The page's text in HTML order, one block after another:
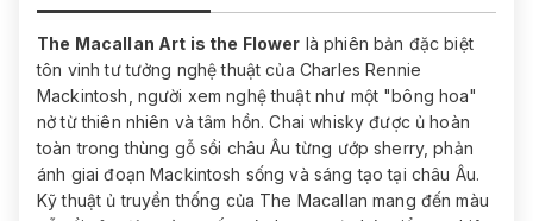
The Macallan Art is the Flower là phiên bản đặc biệt
tôn vinh tư tưởng nghệ thuật của Charles Rennie
Mackintosh, người xem nghệ thuật như một "bông hoa"
nở từ thiên nhiên và tâm hồn. Chai whisky được ủ hoàn
toàn trong thùng gỗ sồi châu Âu từng ướp sherry, phản
ánh giai đoạn Mackintosh sống và sáng tạo tại châu Âu.
Kỹ thuật ủ truyền thống của The Macallan mang đến màu